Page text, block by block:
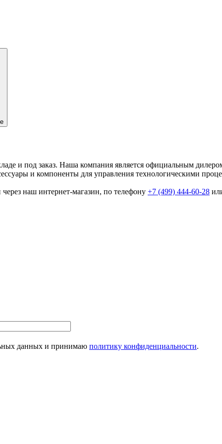
и под заказ. Наша компания является официальным
и компоненты для управления технологическими
наш интернет-магазин, по телефону +7 (499) 444-60-28
данных и принимаю политику конфиденциальности.